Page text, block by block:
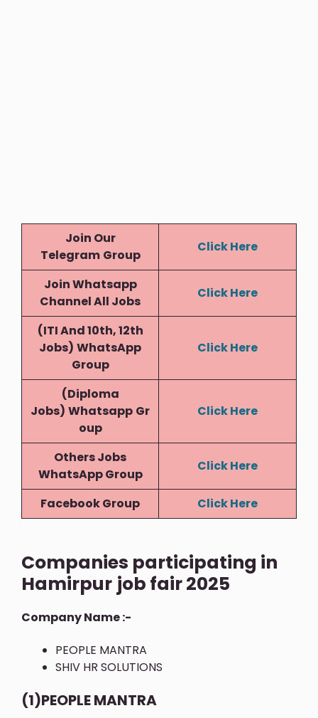
Join Our
Telegram Group
Click Here
Join Whatsapp
Channel All Jobs
Click Here
(ITI And 10th, 12th
Jobs) WhatsApp
Group
Click Here
(Diploma
Jobs) Whatsapp Gr
Oup
Click Here
Others Jobs
WhatsApp Group
Click Here
Facebook Group Click Here
Companies participating in
Hamirpur job fair 2025
Company Name :-
PEOPLE MANTRA
SHIV HR SOLUTIONS
(1)PEOPLE MANTRA